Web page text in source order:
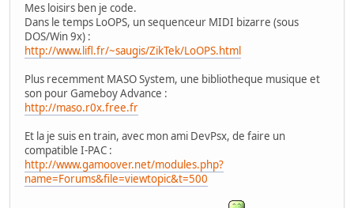
Mes loisirs ben je code.
Dans le temps LoOPS, un sequenceur MIDI bizarre (sous
DOS/Win 9x) :
http://www.lifl.fr/~saugis/ZikTek/LoOPS.html
Plus recemment MASO System, une bibliotheque musique et
son pour Gameboy Advance :
http://maso.r0x.free.fr
Et la je suis en train, avec mon ami DevPsx, de faire un
compatible I-PAC :
http://www.gamoover.net/modules.php?
name=Forums&file=viewtopic&t=500